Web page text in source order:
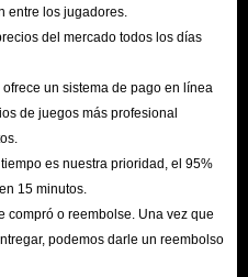
de recolección (Minería,
mejores herramientas.
enemigos poderosos da la
ofrecen recompensas únicas,
cuando otros jugadores venden
en el mercado interno del juego.
entre los jugadores.
del mercado todos los días
ofrece un sistema de pago en línea
de juegos más profesional
es nuestra prioridad, el 95%
15 minutos.
compró o reembolse. Una vez que
podemos darle un reembolso